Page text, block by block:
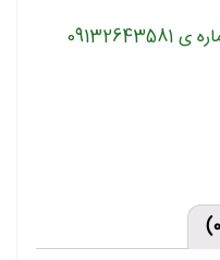
برای اطلاع از قیمت و خرید با شماره ی 09132643581